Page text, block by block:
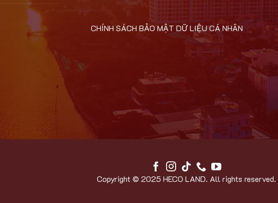
CHÍNH SÁCH BẢO MẬT DỮ LIỆU CÁ NHÂN
Copyright © 2025 HECO LAND. All rights reserved.